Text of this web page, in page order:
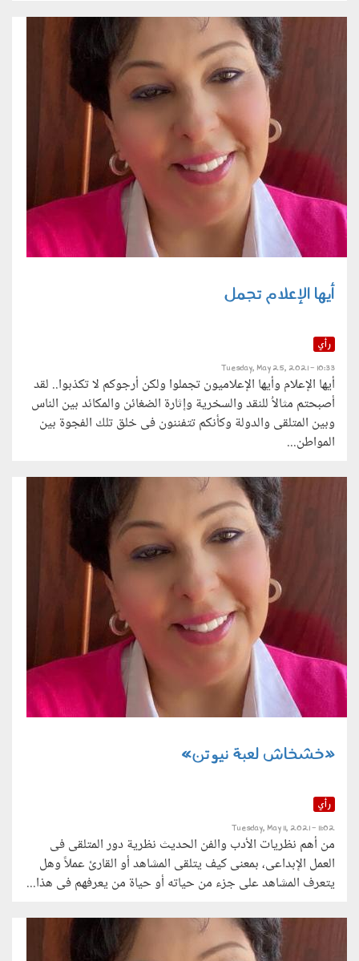
أيها الإعلام تجمل
رأي
Tuesday, May 25, 2021 - 10:33
أيها الإعلام وأيها الإعلاميون تجملوا ولكن أرجوكم لا تكذبوا.. لقد
أصبحتم مثالاُ للنقد والسخرية وإثارة الضغائن والمكائد بين الناس
وبين المتلقى والدولة وكأنكم تتفننون فى خلق تلك الفجوة بين
المواطن...
«خشخاش لعبة نيوتن»
رأي
Tuesday, May 11, 2021 - 11:02
من أهم نظريات الأدب والفن الحديث نظرية دور المتلقى فى
العمل الإبداعى، بمعنى كيف يتلقى المشاهد أو القارئ عملاً وهل
يتعرف المشاهد على جزء من حياته أو حياة من يعرفهم فى هذا...